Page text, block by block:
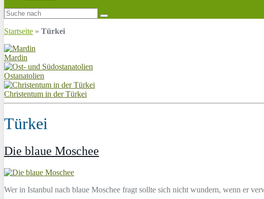
Startseite » Türkei
Mardin
Ostanatolien
Christentum in der Türkei
Türkei
Die blaue Moschee
Wer in Istanbul nach blaue Moschee fragt sollte sich nicht wundern, wenn er